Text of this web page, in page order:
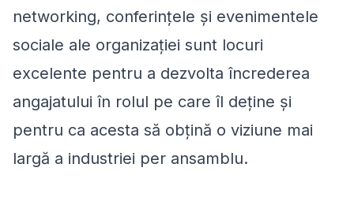
networking, conferințele și evenimentele
sociale ale organizației sunt locuri
excelente pentru a dezvolta încrederea
angajatului în rolul pe care îl deține și
pentru ca acesta să obțină o viziune mai
largă a industriei per ansamblu.